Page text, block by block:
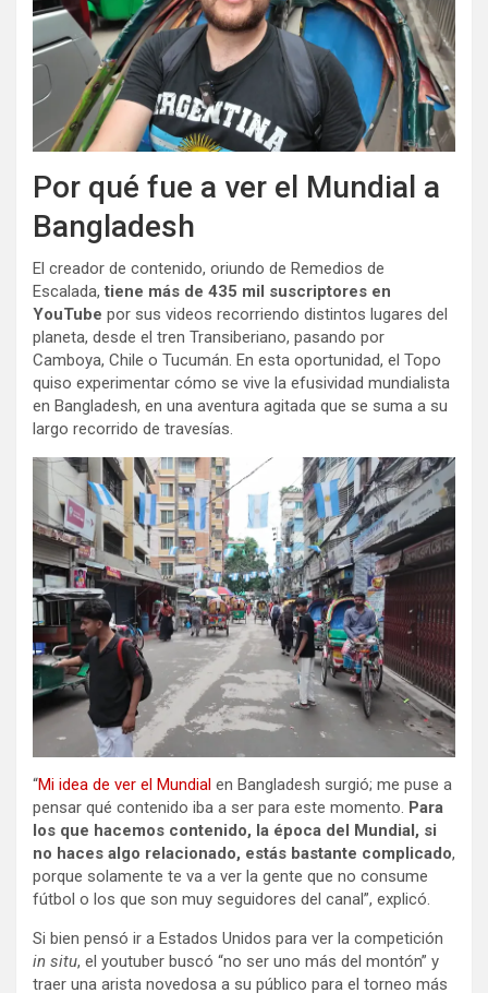
Por qué fue a ver el Mundial a
Bangladesh
El creador de contenido, oriundo de Remedios de
Escalada,tiene más de 435 mil suscriptores en
YouTube por sus videos recorriendo distintos lugares del
planeta, desde el tren Transiberiano, pasando por
Camboya, Chile o Tucumán. En esta oportunidad, el Topo
quiso experimentar cómo se vive la efusividad mundialista
en Bangladesh, en una aventura agitada que se suma a su
largo recorrido de travesías.
“Mi idea de ver el Mundial en Bangladesh surgió; me puse a
pensar qué contenido iba a ser para este momento. Para
los que hacemos contenido, la época del Mundial, si
no haces algo relacionado, estás bastante complicado,
porque solamente te va a ver la gente que no consume
fútbol o los que son muy seguidores del canal”, explicó.
Si bien pensó ir a Estados Unidos para ver la competición
in situ, el youtuber buscó “no ser uno más del montón” y
traer una arista novedosa a su público para el torneo más